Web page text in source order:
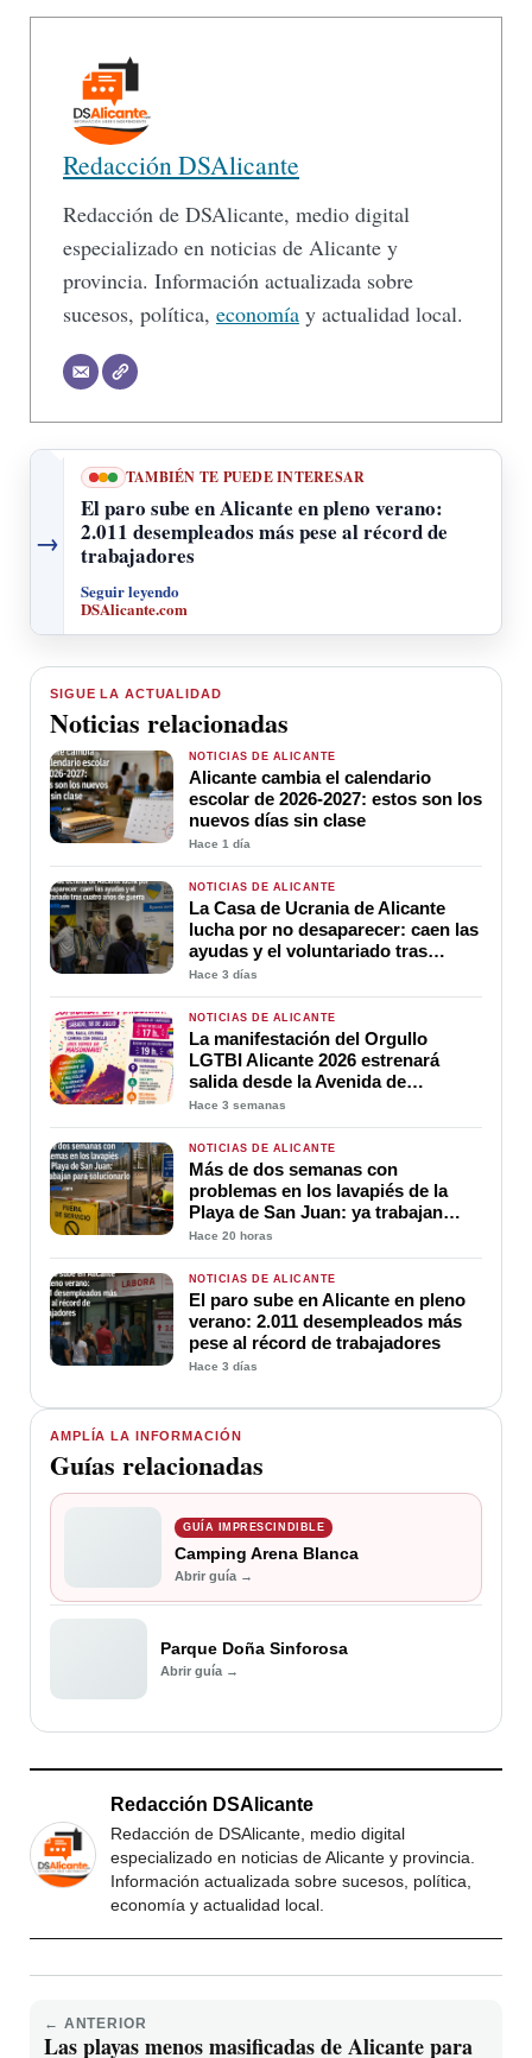
Redacción DSAlicante
Redacción de DSAlicante, medio digital
especializado en noticias de Alicante y
provincia. Información actualizada sobre
sucesos, política, economía y actualidad local.
→
TAMBIÉN TE PUEDE INTERESAR
El paro sube en Alicante en pleno verano:
2.011 desempleados más pese al récord de
trabajadores
Seguir leyendo
DSAlicante.com
AMPLÍA LA INFORMACIÓN
Guías relacionadas
GUÍA IMPRESCINDIBLE
Camping Arena Blanca
Abrir guía →
Parque Doña Sinforosa
Abrir guía →
SIGUE LA ACTUALIDAD
Noticias relacionadas
NOTICIAS DE ALICANTE
Alicante cambia el calendario
escolar de 2026-2027: estos son los
nuevos días sin clase
Hace 1 día
NOTICIAS DE ALICANTE
La Casa de Ucrania de Alicante
lucha por no desaparecer: caen las
ayudas y el voluntariado tras
cuatro años de guerra
Hace 3 días
NOTICIAS DE ALICANTE
La manifestación del Orgullo
LGTBI Alicante 2026 estrenará
salida desde la Avenida de
Maisonnave para ganar visibilidad
y convertir el inicio de la marcha en
una gran celebración de la
diversidad
Hace 3 semanas
NOTICIAS DE ALICANTE
Más de dos semanas con
problemas en los lavapiés de la
Playa de San Juan: ya trabajan
para soluciona
Hace 20 horas
NOTICIAS DE ALICANTE
El paro sube en Alicante en pleno
verano: 2.011 desempleados más
pese al récord de trabajadores
Hace 3 días
Redacción DSAlicante
Redacción de DSAlicante, medio digital
especializado en noticias de Alicante y provincia.
Información actualizada sobre sucesos, política,
economía y actualidad local.
← ANTERIOR
Las playas menos masificadas de Alicante para